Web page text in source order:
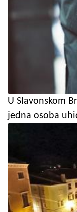
U Slavonskom
jedna osoba